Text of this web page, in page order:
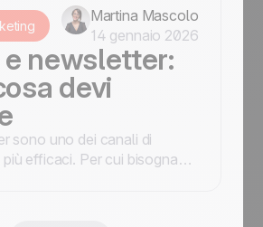
Martina Mascolo
14 gennaio 2026
e newsletter:
devi
sono uno dei canali di
efficaci. Per cui bisogna